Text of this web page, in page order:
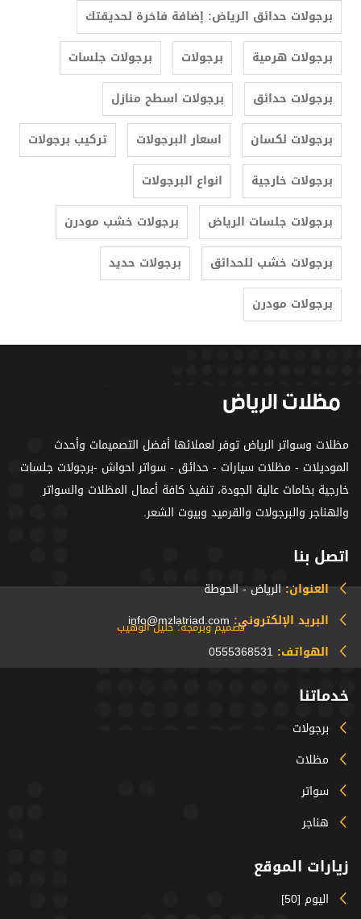
برجولات حدائق الرياض: إضافة فاخرة لحديقتك
برجولات هرمية
برجولات
برجولات جلسات
برجولات حدائق
برجولات اسطح منازل
برجولات لكسان
اسعار البرجولات
تركيب برجولات
برجولات خارجية
انواع البرجولات
برجولات جلسات الرياض
برجولات خشب مودرن
برجولات خشب للحدائق
برجولات حديد
برجولات مودرن
مظلات وسواتر الرياض توفر لعملائها أفضل التصميمات وأحدث
الموديلات - مظلات سيارات - حدائق - سواتر احواش -برجولات جلسات
خارجية بخامات عالية الجودة، تنفيذ كافة أعمال المظلات والسواتر
والهناجر والبرجولات والقرميد وبيوت الشعر.
اتصل بنا
العنوان:الرياض - الحوطة
البريد الإلكتروني:info@mzlatriad.com
الهواتف: 0555368531
خدماتنا
برجولات
مظلات
سواتر
هناجر
زيارات الموقع
اليوم [50]
تصميم وبرمجة: خليل الوهيب